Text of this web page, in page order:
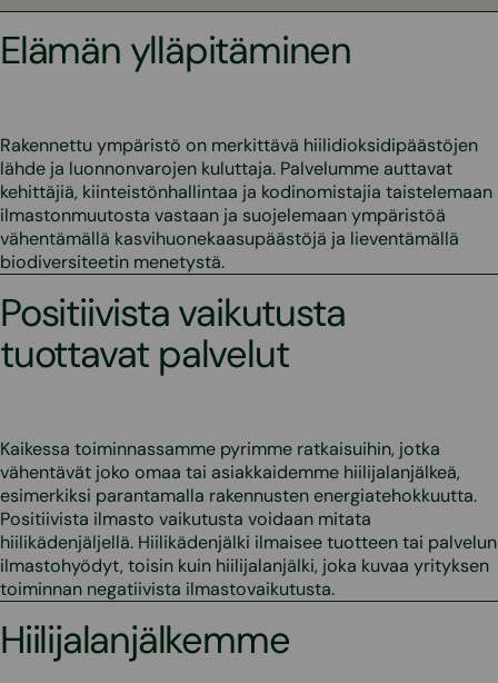
Elämän ylläpitäminen
Rakennettu ympäristö on merkittävä hiilidioksidipäästöjen
lähde ja luonnonvarojen kuluttaja. Palvelumme auttavat
kehittäjiä, kiinteistönhallintaa ja kodinomistajia taistelemaan
ilmastonmuutosta vastaan ja suojelemaan ympäristöä
vähentämällä kasvihuonekaasupäästöjä ja lieventämällä
biodiversiteetin menetystä.
Positiivista vaikutusta
tuottavat palvelut
Kaikessa toiminnassamme pyrimme ratkaisuihin, jotka
vähentävät joko omaa tai asiakkaidemme hiilijalanjälkeä,
esimerkiksi parantamalla rakennusten energiatehokkuutta.
Positiivista ilmasto vaikutusta voidaan mitata
hiilikädenjäljellä. Hiilikädenjälki ilmaisee tuotteen tai palvelun
ilmastohyödyt, toisin kuin hiilijalanjälki, joka kuvaa yrityksen
toiminnan negatiivista ilmastovaikutusta.
Hiilijalanjälkemme